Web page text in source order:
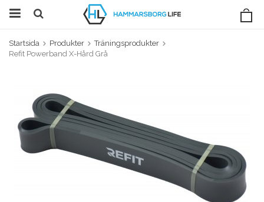
Startsida Produkter
Träningsprodukter
Refit Powerband X-Hård Grå